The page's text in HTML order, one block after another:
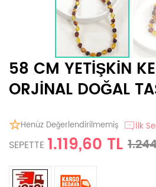
58 CM YETİŞKİN
ORJİNAL DOĞAL
Henüz Değerlendirilmemiş İlk
SEPETTE 1.119,60 TL